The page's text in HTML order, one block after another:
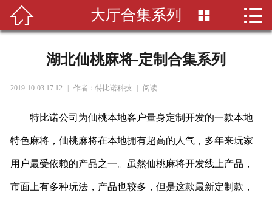
 首页
常见问题
联系我们
 大厅合集系列  
湖北仙桃麻将-定制合集系列
2019-10-03 17:12 作者：特比诺科技 阅读:
特比诺公司为仙桃本地客户量身定制开发的一款本地
特色麻将，仙桃麻将在本地拥有超高的人气，多年来玩家
用户最受依赖的产品之一。虽然仙桃麻将开发线上产品，
市面上有多种玩法，产品也较多，但是这款最新定制款，